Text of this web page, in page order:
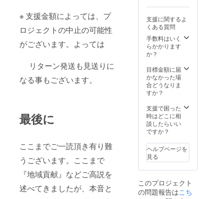
※ 支援金額によっては、プ
ロジェクトの中止の可能性
がございます。よっては
リターン発送も見送りに
なる事もございます。
最後に
ここまでご一読頂き有り難
うございます。ここまで
『地域貢献』などご高説を
述べてきましたが、本音と
支援に関するよ
くある質問
手数料はいく
らかかります
か？
目標金額に届
かなかった場
合どうなりま
すか？
支援で困った
時はどこに相
談したらいい
ですか？
ヘルプページを
見る
このプロジェクト
の問題報告はこち